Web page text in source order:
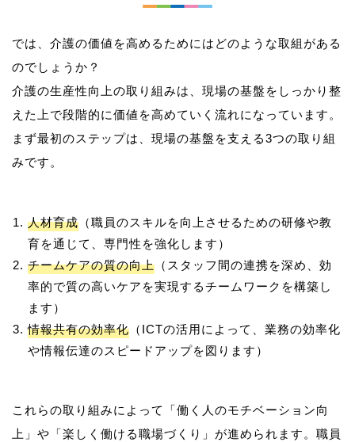
では、介護の価値を高めるためにはどのような取組がある
のでしょうか？
介護の生産性向上の取り組みは、現場の基盤をしっかり整
えた上で段階的に価値を高めていく流れになっています。
まず最初のステップは、現場の基盤を支える3つの取り組
人材育成 （職員のスキルを向上させるための研修や教
育を通じて、専門性を強化します）
チームケアの質の向上 （スタッフ間の連携を深め、効
率的で質の高いケアを実現するチームワークを構築し
ます）
情報共有の効率化 （ICTの活用によって、業務の効率化
や情報伝達のスピードアップを図ります）
これらの取り組みによって「働く人のモチベーション向
上」や「楽しく働ける職場づくり」が進められます。職員